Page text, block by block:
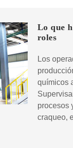
Lo que
roles
Los
químicos
procesos
craqueo,